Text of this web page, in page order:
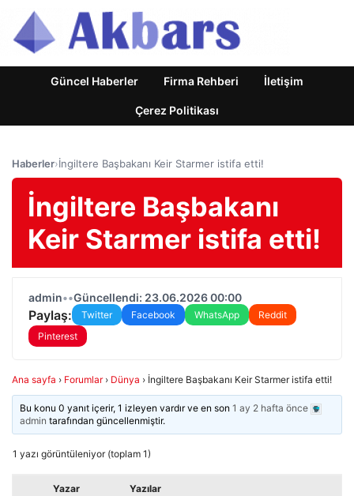
Güncel Haberler Firma Rehberi İletişim
Çerez Politikası
Haberler›İngiltere Başbakanı Keir Starmer istifa etti!
İngiltere Başbakanı
Keir Starmer istifa etti!
admin••Güncellendi: 23.06.2026 00:00
Paylaş: Twitter Facebook WhatsApp
Reddit
Pinterest
Ana sayfa › Forumlar › Dünya › İngiltere Başbakanı Keir Starmer istifa etti!
Bu konu 0 yanıt içerir, 1 izleyen vardır ve en son1 ay 2 hafta önce
admin tarafından güncellenmiştir.
1 yazı görüntüleniyor (toplam 1)
Yazar Yazılar